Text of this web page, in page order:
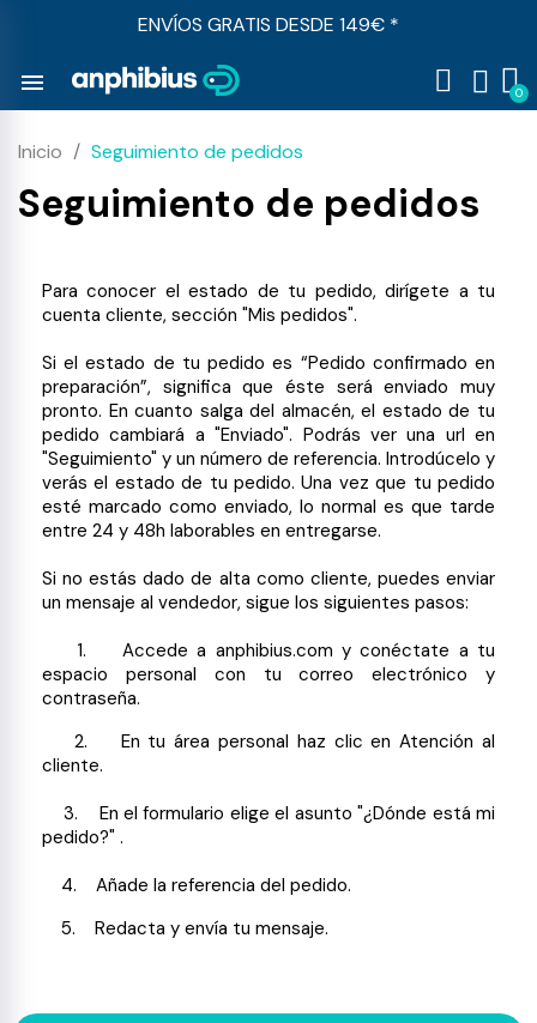
ENVÍOS GRATIS DESDE 149€ *
menu
Inicio Seguimiento de pedidos
Seguimiento de pedidos
Para conocer el estado de tu pedido, dirígete a tu
cuenta cliente, sección "Mis pedidos".
Si el estado de tu pedido es “Pedido confirmado en
preparación”, significa que éste será enviado muy
pronto. En cuanto salga del almacén, el estado de tu
pedido cambiará a "Enviado". Podrás ver una url en
"Seguimiento" y un número de referencia. Introdúcelo y
verás el estado de tu pedido. Una vez que tu pedido
esté marcado como enviado, lo normal es que tarde
entre 24 y 48h laborables en entregarse.
Si no estás dado de alta como cliente, puedes enviar
un mensaje al vendedor, sigue los siguientes pasos:
1. Accede a anphibius.com y conéctate a tu
espacio personal con tu correo electrónico y
contraseña.
2. En tu área personal haz clic en Atención al
cliente.
3. En el formulario elige el asunto "¿Dónde está mi
pedido?" .
4. Añade la referencia del pedido.
5. Redacta y envía tu mensaje.